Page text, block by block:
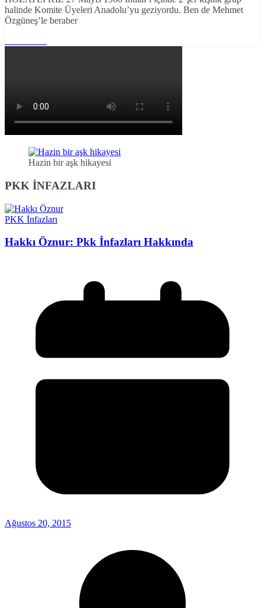
halinde Komite Üyeleri Anadolu’yu geziyordu. Ben de Mehmet
Özgüneş’le beraber
Hazin bir aşk hikayesi
PKK İNFAZLARI
PKK İnfazları
Hakkı Öznur: Pkk İnfazları Hakkında
Ağustos 20, 2015